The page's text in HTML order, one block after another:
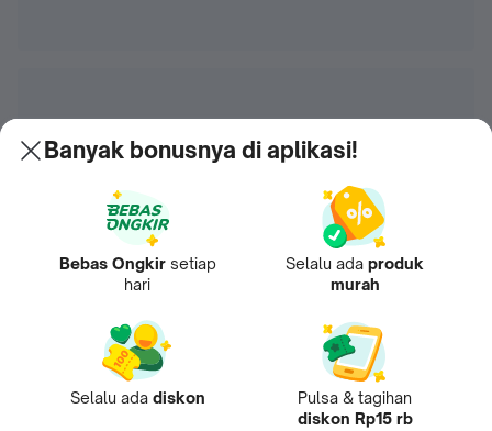
Banyak bonusnya di aplikasi!
Bebas Ongkir setiap
hari
Selalu ada produk
murah
Selalu ada diskon
Pulsa & tagihan
diskon Rp15 rb